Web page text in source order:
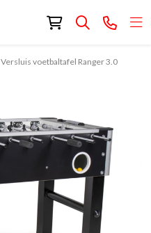
Versluis voetbaltafel Ranger 3.0